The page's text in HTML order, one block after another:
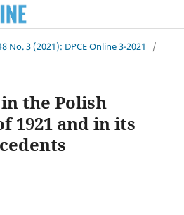
No. 3 (2021): DPCE Online 3-2021
/
the Polish
1921 and in its